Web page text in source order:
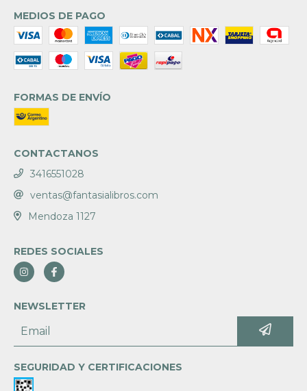
MEDIOS DE PAGO
FORMAS DE ENVÍO
CONTACTANOS
3416551028
ventas@fantasialibros.com
Mendoza 1127
REDES SOCIALES
NEWSLETTER
SEGURIDAD Y CERTIFICACIONES